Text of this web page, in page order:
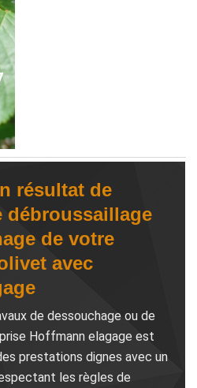
résultat de
débroussaillage
de votre
avec
de dessouchage ou de
Hoffmann elagage est
prestations dignes avec un
les règles de